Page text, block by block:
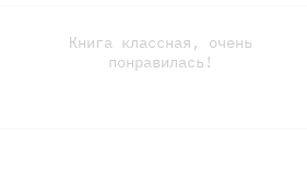
Книга классная, очень
понравилась!